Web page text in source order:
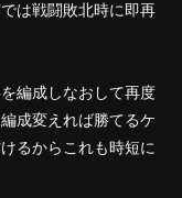
は戦闘敗北時に即再
編成しなおして再度
成変えれば勝てるケ
るからこれも時短に